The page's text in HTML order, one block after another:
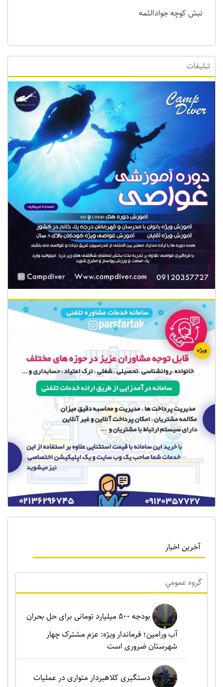
نبش کوچه جوادالئمه
تبلیغات
آخرین اخبار
گروه عمومي
بودجه ۵۰۰ میلیارد تومانی برای حل بحران
آب ورامین؛ فرماندار ویژه: عزم مشترک چهار
شهرستان ضروری است
دستگیری کلاهبردار متواری در عملیات